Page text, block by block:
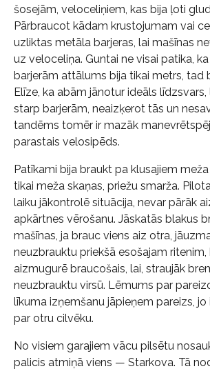
šosejām, veloceliņiem, kas bija ļoti
Pārbraucot kādam krustojumam vai
uzliktas metāla barjeras, lai mašīnas
uz veloceliņa. Guntai ne visai patika,
barjerām attālums bija tikai metrs, tad
Elīze, ka abām jānotur ideāls
starp barjerām, neaizķerot tās un
tandēms tomēr ir mazāk
parastais velosipēds.
Patīkami bija braukt pa klusajiem
tikai meža skaņas, priežu smarža.
laiku jākontrolē situācija, nevar pārāk
apkārtnes vērošanu. Jāskatās blakus
mašīnas, ja brauc viens aiz otra,
neuzbrauktu priekšā esošajam
aizmugurē braucošais, lai, straujāk
neuzbrauktu virsū. Lēmums par
līkuma izņemšanu jāpieņem pareizs, jo
par otru cilvēku.
No visiem garajiem vācu pilsētu
palicis atmiņā viens — Starkova. Tā